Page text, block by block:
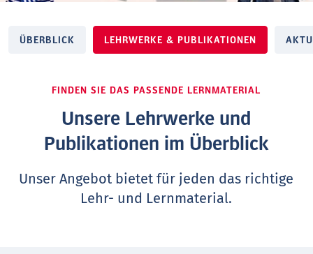
ÜBERBLICK LEHRWERKE & PUBLIKATIONEN
FINDEN SIE DAS PASSENDE LERNMATERIAL
Unsere Lehrwerke und
Publikationen im Überblick
Unser Angebot bietet für jeden das richtige
Lehr- und Lernmaterial.